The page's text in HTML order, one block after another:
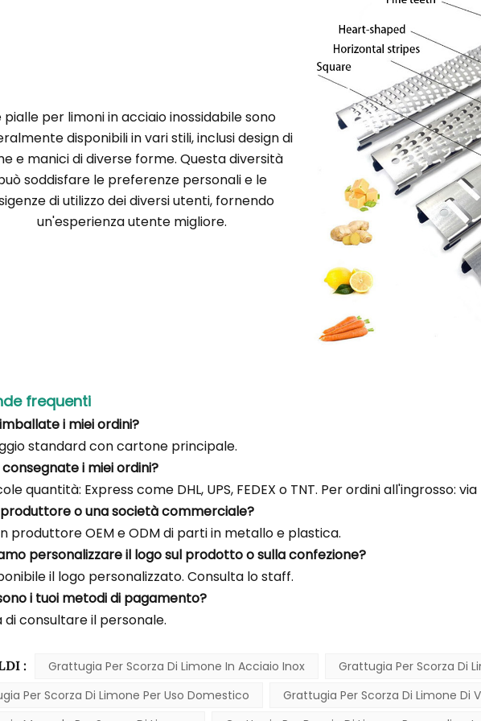
pialle per limoni in acciaio inossidabile sono
disponibili in vari stili, inclusi design di
e manici di diverse forme. Questa diversità
soddisfare le preferenze personali e le
di utilizzo dei diversi utenti, fornendo
un'esperienza utente migliore.
frequenti
i miei ordini?
standard con cartone principale.
i miei ordini?
quantità: Express come DHL, UPS, FEDEX o TNT. Per ordini all'ingrosso:
produttore o una società commerciale?
produttore OEM e ODM di parti in metallo e plastica.
personalizzare il logo sul prodotto o sulla confezione?
il logo personalizzato. Consulta lo staff.
i tuoi metodi di pagamento?
di consultare il personale.
: Grattugia Per Scorza Di Limone In Acciaio Inox
Grattugia Per Scorza Di
Per Scorza Di Limone Per Uso Domestico
Grattugia Per Scorza Di Limone Di